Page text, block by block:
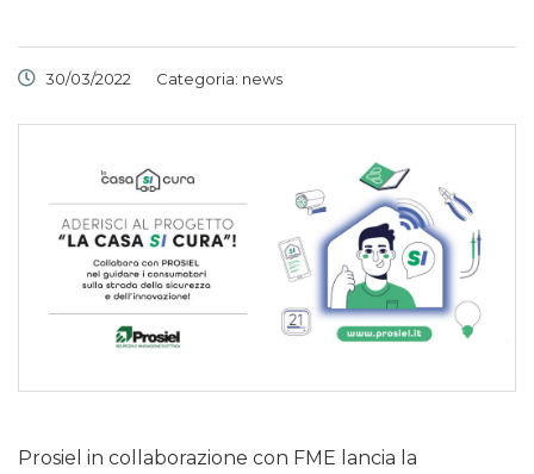
30/03/2022 Categoria: news
Prosiel in collaborazione con FME lancia la